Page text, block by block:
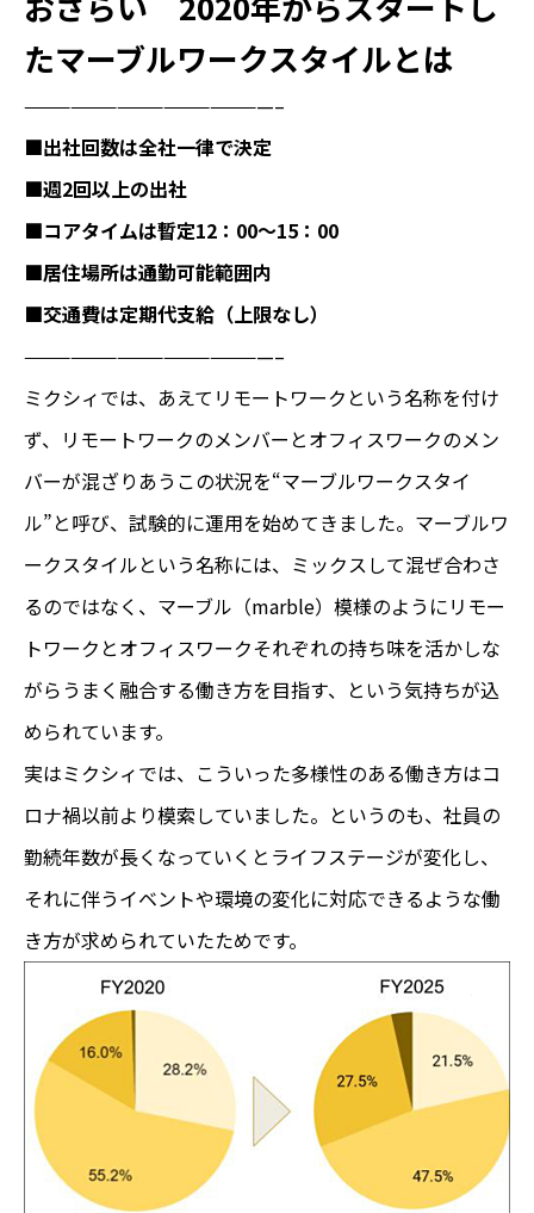
たマーブルワークスタイルとは
————————————————–
■出社回数は全社一律で決定
■週2回以上の出社
■コアタイムは暫定12：00～15：00
■居住場所は通勤可能範囲内
■交通費は定期代支給（上限なし）
————————————————–
ミクシィでは、あえてリモートワークという名称を付け
ず、リモートワークのメンバーとオフィスワークのメン
バーが混ざりあうこの状況を“マーブルワークスタイ
ル”と呼び、試験的に運用を始めてきました。マーブルワ
ークスタイルという名称には、ミックスして混ぜ合わさ
るのではなく、マーブル（marble）模様のようにリモー
トワークとオフィスワークそれぞれの持ち味を活かしな
がらうまく融合する働き方を目指す、という気持ちが込
められています。
実はミクシィでは、こういった多様性のある働き方はコ
ロナ禍以前より模索していました。というのも、社員の
勤続年数が長くなっていくとライフステージが変化し、
それに伴うイベントや環境の変化に対応できるような働
き方が求められていたためです。